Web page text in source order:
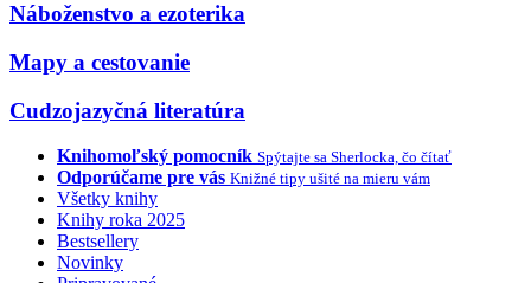
Náboženstvo a ezoterika
Mapy a cestovanie
Cudzojazyčná literatúra
Knihomoľský pomocník Spýtajte sa Sherlocka, čo čítať
Odporúčame pre vás Knižné tipy ušité na mieru vám
Všetky knihy
Knihy roka 2025
Bestsellery
Novinky